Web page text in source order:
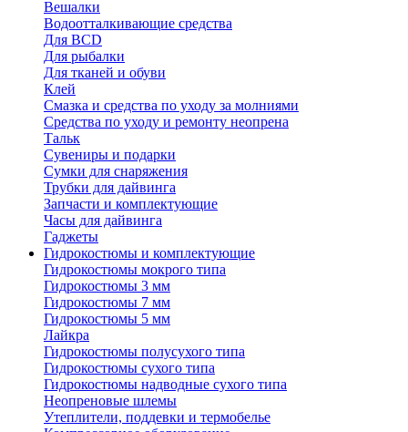
Вешалки
Водоотталкивающие средства
Для BCD
Для рыбалки
Для тканей и обуви
Клей
Смазка и средства по уходу за молниями
Средства по уходу и ремонту неопрена
Тальк
Сувениры и подарки
Сумки для снаряжения
Трубки для дайвинга
Запчасти и комплектующие
Часы для дайвинга
Гаджеты
Гидрокостюмы и комплектующие
Гидрокостюмы мокрого типа
Гидрокостюмы 3 мм
Гидрокостюмы 7 мм
Гидрокостюмы 5 мм
Лайкра
Гидрокостюмы полусухого типа
Гидрокостюмы сухого типа
Гидрокостюмы надводные сухого типа
Неопреновые шлемы
Утеплители, поддевки и термобелье